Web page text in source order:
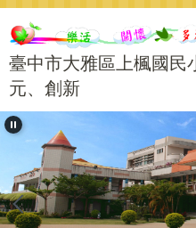
跳
到
主
要
內
容
區
臺中市大雅區上楓國民
元、創新